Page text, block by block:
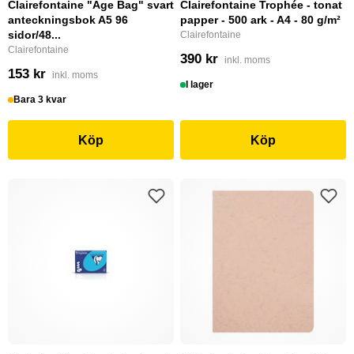
Clairefontaine "Age Bag" svart
anteckningsbok A5 96
sidor/48...
Clairefontaine
153 kr inkl. moms
Bara 3 kvar
Köp
Clairefontaine Trophée - tonat
papper - 500 ark - A4 - 80 g/m²
Clairefontaine
390 kr inkl. moms
I lager
Köp